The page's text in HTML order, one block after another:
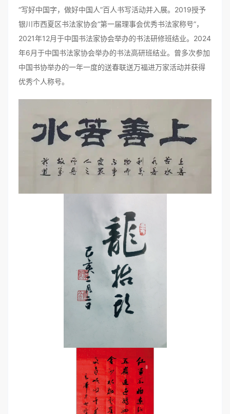
“写好中国字，做好中国人”百人书写活动并入展。2019授予
银川市西夏区书法家协会“第一届理事会优秀书法家称号”，
2021年12月于中国书法家协会举办的书法研修班结业。2024
年6月于中国书法家协会举办的书法高研班结业。曾多次参加
中国书协举办的一年一度的送春联送万福进万家活动并获得
优秀个人称号。